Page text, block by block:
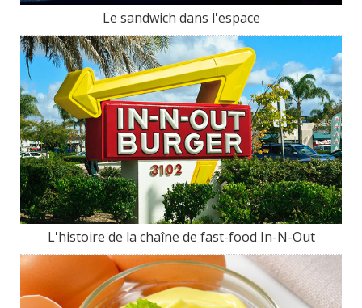
Le sandwich dans l'espace
L'histoire de la chaîne de fast-food In-N-Out